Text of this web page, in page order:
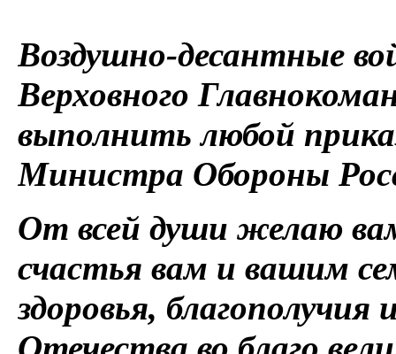
Воздушно-десантные
Верховного
выполнить любой
Министра Обороны
От всей души желаю
счастья вам и вашим
здоровья,